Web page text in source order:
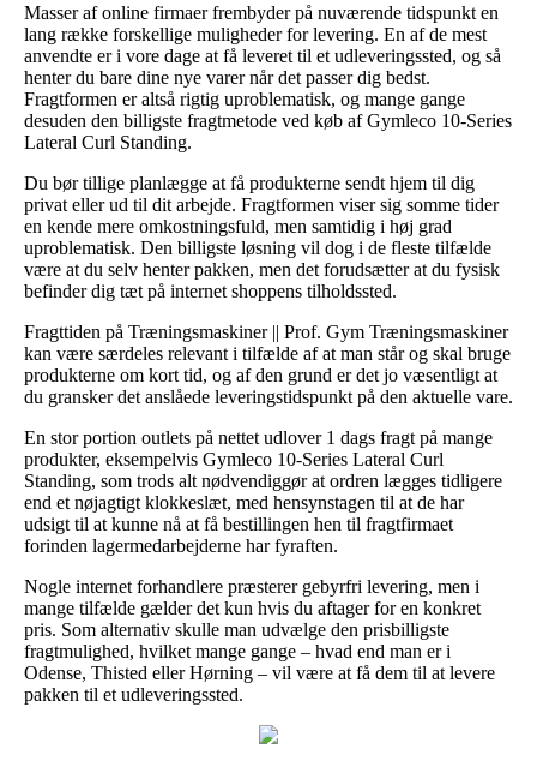
Masser af online firmaer frembyder på nuværende tidspunkt en
lang række forskellige muligheder for levering. En af de mest
anvendte er i vore dage at få leveret til et udleveringssted, og så
henter du bare dine nye varer når det passer dig bedst.
Fragtformen er altså rigtig uproblematisk, og mange gange
desuden den billigste fragtmetode ved køb af Gymleco 10-Series
Lateral Curl Standing.
Du bør tillige planlægge at få produkterne sendt hjem til dig
privat eller ud til dit arbejde. Fragtformen viser sig somme tider
en kende mere omkostningsfuld, men samtidig i høj grad
uproblematisk. Den billigste løsning vil dog i de fleste tilfælde
være at du selv henter pakken, men det forudsætter at du fysisk
befinder dig tæt på internet shoppens tilholdssted.
Fragttiden på Træningsmaskiner || Prof. Gym Træningsmaskiner
kan være særdeles relevant i tilfælde af at man står og skal bruge
produkterne om kort tid, og af den grund er det jo væsentligt at
du gransker det anslåede leveringstidspunkt på den aktuelle vare.
En stor portion outlets på nettet udlover 1 dags fragt på mange
produkter, eksempelvis Gymleco 10-Series Lateral Curl
Standing, som trods alt nødvendiggør at ordren lægges tidligere
end et nøjagtigt klokkeslæt, med hensynstagen til at de har
udsigt til at kunne nå at få bestillingen hen til fragtfirmaet
forinden lagermedarbejderne har fyraften.
Nogle internet forhandlere præsterer gebyrfri levering, men i
mange tilfælde gælder det kun hvis du aftager for en konkret
pris. Som alternativ skulle man udvælge den prisbilligste
fragtmulighed, hvilket mange gange – hvad end man er i
Odense, Thisted eller Hørning – vil være at få dem til at levere
pakken til et udleveringssted.